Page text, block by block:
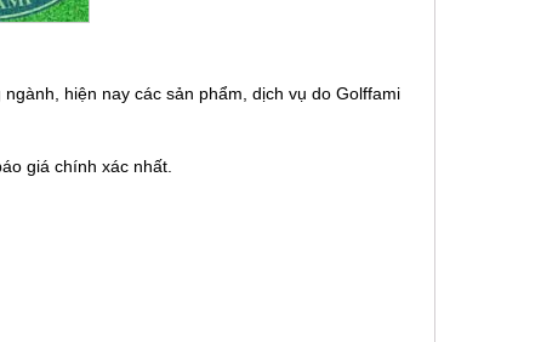
hiện nay các sản phẩm, dịch vụ do Golffami
giá chính xác nhất.